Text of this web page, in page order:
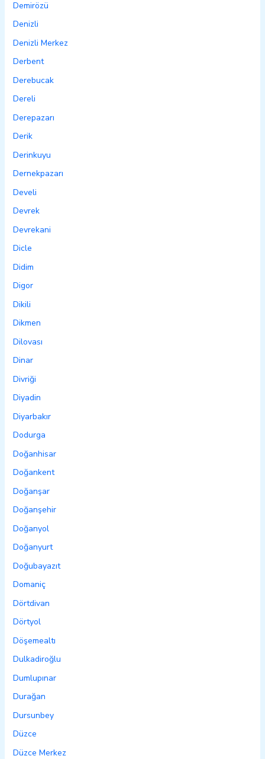
Demirözü
Denizli
Denizli Merkez
Derbent
Derebucak
Dereli
Derepazarı
Derik
Derinkuyu
Dernekpazarı
Develi
Devrek
Devrekani
Dicle
Didim
Digor
Dikili
Dikmen
Dilovası
Dinar
Divriği
Diyadin
Diyarbakır
Dodurga
Doğanhisar
Doğankent
Doğanşar
Doğanşehir
Doğanyol
Doğanyurt
Doğubayazıt
Domaniç
Dörtdivan
Dörtyol
Döşemealtı
Dulkadiroğlu
Dumlupınar
Durağan
Dursunbey
Düzce
Düzce Merkez